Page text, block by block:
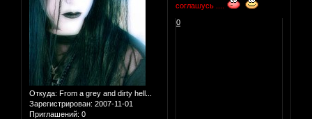
Откуда: From a grey and dirty hell...
Зарегистрирован: 2007-11-01
Приглашений: 0
соглашусь ....
0